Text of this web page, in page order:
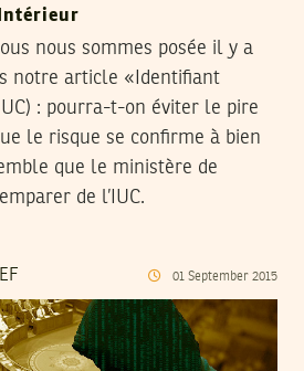
nous sommes posée il y a
notre article «Identifiant
: pourra-t-on éviter le pire
le risque se confirme à bien
que le ministère de
de l’IUC.
01 September 2015